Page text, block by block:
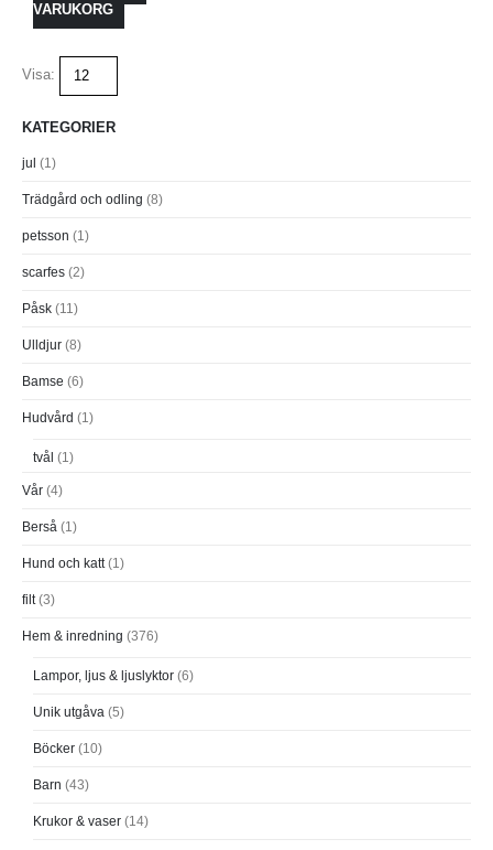
VARUKORG
Visa:
KATEGORIER
jul (1)
Trädgård och odling (8)
petsson (1)
scarfes (2)
Påsk (11)
Ulldjur (8)
Bamse (6)
Hudvård (1)
tvål (1)
Vår (4)
Berså (1)
Hund och katt (1)
filt (3)
Hem & inredning (376)
Lampor, ljus & ljuslyktor (6)
Unik utgåva (5)
Böcker (10)
Barn (43)
Krukor & vaser (14)